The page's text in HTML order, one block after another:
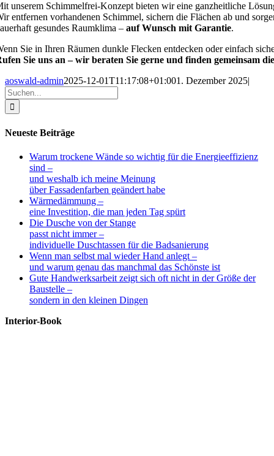
unserem Schimmelfrei-Konzept bieten wir eine ganzheitliche
entfernen vorhandenen Schimmel, sichern die Flächen ab und
gesundes Raumklima –auf Wunsch mit Garantie.
Sie in Ihren Räumen dunkle Flecken entdecken oder einfach
Sie uns an – wir beraten Sie gerne und finden gemeinsam
aoswald-admin2025-12-01T11:17:08+01:001. Dezember 2025|
Suche
nach:
Neueste Beiträge
Warum trockene Wände so wichtig für die Energieeffizienz
sind –
und weshalb ich meine Meinung
über Fassadenfarben geändert habe
Wärmedämmung –
eine Investition, die man jeden Tag spürt
Die Dusche von der Stange
passt nicht immer –
individuelle Duschtassen für die Badsanierung
Wenn man selbst mal wieder Hand anlegt –
und warum genau das manchmal das Schönste ist
Gute Handwerksarbeit zeigt sich oft nicht in der Größe der
Baustelle –
sondern in den kleinen Dingen
Interior-Book